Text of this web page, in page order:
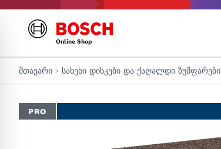
Online Shop
მთავარი > სახეხი დისკები და ქაღალდი ზუმფარები
PRO